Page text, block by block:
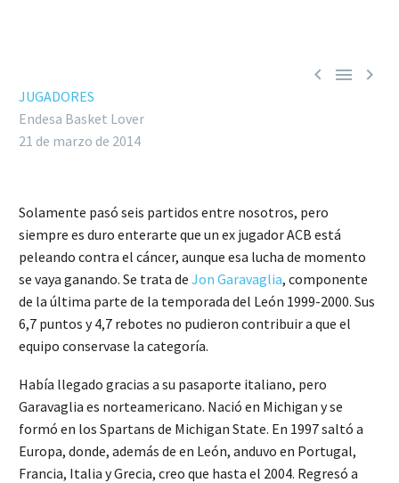
  
JUGADORES
Endesa Basket Lover
21 de marzo de 2014
Solamente pasó seis partidos entre nosotros, pero
siempre es duro enterarte que un ex jugador ACB está
peleando contra el cáncer, aunque esa lucha de momento
se vaya ganando. Se trata de Jon Garavaglia, componente
de la última parte de la temporada del León 1999-2000. Sus
6,7 puntos y 4,7 rebotes no pudieron contribuir a que el
equipo conservase la categoría.
Había llegado gracias a su pasaporte italiano, pero
Garavaglia es norteamericano. Nació en Michigan y se
formó en los Spartans de Michigan State. En 1997 saltó a
Europa, donde, además de en León, anduvo en Portugal,
Francia, Italia y Grecia, creo que hasta el 2004. Regresó a